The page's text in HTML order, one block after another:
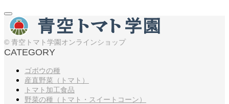
© 青空トマト学園オンラインショップ
CATEGORY
ゴボウの種
産直野菜（トマト）
トマト加工食品
野菜の種（トマト・スイートコーン）